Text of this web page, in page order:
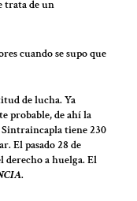
trata de un
cuando se supo que
de lucha. Ya
probable, de ahí la
tiene 230
El pasado 28 de
derecho a huelga. El
.